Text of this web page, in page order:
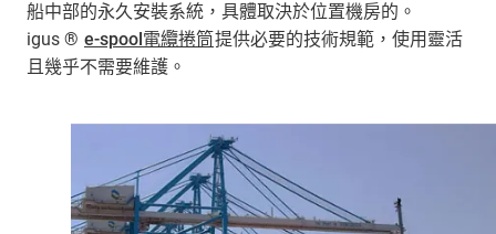
船中部的永久安裝系統，具體取決於位置機房的。
igus ® e-spool電纜捲筒提供必要的技術規範，使用靈活
且幾乎不需要維護。